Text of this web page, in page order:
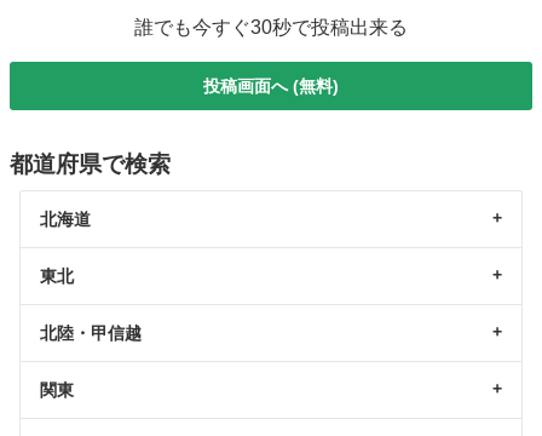
誰でも今すぐ30秒で投稿出来る
投稿画面へ (無料)
都道府県で検索
北海道
東北
北陸・甲信越
関東